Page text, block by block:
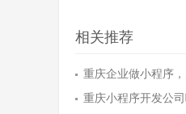
相关推荐
重庆企业做小程序
重庆小程序开发公